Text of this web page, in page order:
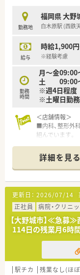
■社員同士の仲
活発で風通し
■男女比は女性
勤務地
福岡県 大野
白木原駅 (西鉄
給与
時給1,900
※経験考慮
勤務
時間
月～金
土 09:00～
※週4日程度
※土曜日勤
＜店舗情報＞
■内科、整形外
組んでいます。
介護用品もあり
＜こんな薬局で
■福岡県春日市
開しております
内にあり、多角
■処方箋枚数の
ます。
■在宅業務も積
法）製剤調製の
舗もあります。
■気軽に来店し
ェが併設してい
詳細を見る
更新日： 2026/07/14
正社員
病院・クリニ
【大野城市】≪急募
114日の残業月6時
駅チカ 残業なし(ほ